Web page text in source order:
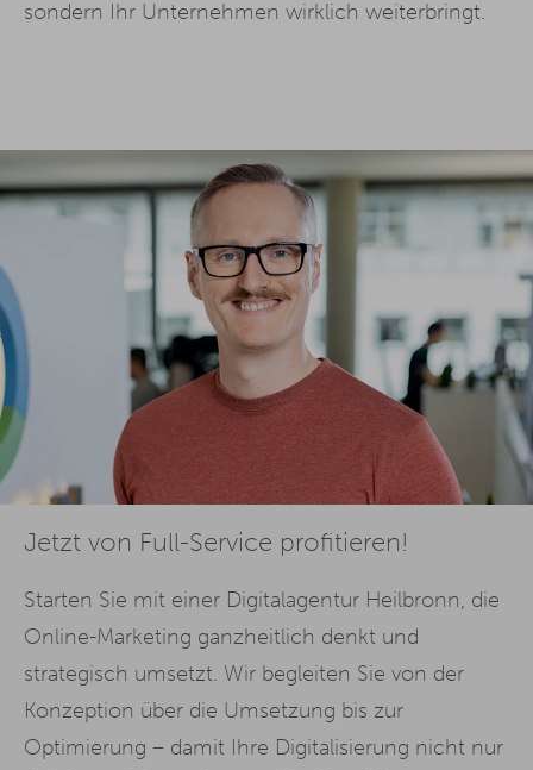
sondern Ihr Unternehmen wirklich weiterbringt.
Jetzt von Full-Service profitieren!
Starten Sie mit einer Digitalagentur Heilbronn, die
Online-Marketing ganzheitlich denkt und
strategisch umsetzt. Wir begleiten Sie von der
Konzeption über die Umsetzung bis zur
Optimierung – damit Ihre Digitalisierung nicht nur